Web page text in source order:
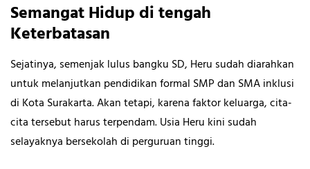
Semangat Hidup di tengah
Keterbatasan
Sejatinya, semenjak lulus bangku SD, Heru sudah diarahkan
untuk melanjutkan pendidikan formal SMP dan SMA inklusi
di Kota Surakarta. Akan tetapi, karena faktor keluarga, cita-
cita tersebut harus terpendam. Usia Heru kini sudah
selayaknya bersekolah di perguruan tinggi.